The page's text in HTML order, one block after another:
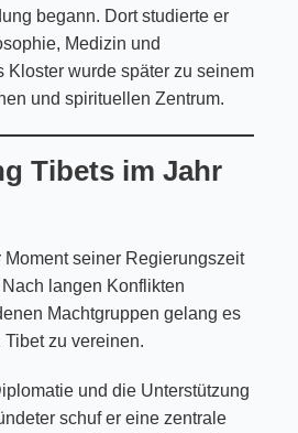
begann. Dort studierte er
Medizin und
Kloster wurde später zu seinem
und spirituellen Zentrum.
Tibets im Jahr
seiner Regierungszeit
langen Konflikten
Machtgruppen gelang es
Tibet zu vereinen.
und die Unterstützung
schuf er eine zentrale